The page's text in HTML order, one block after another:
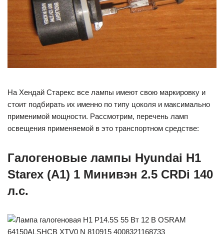
На Хендай Старекс все лампы имеют свою маркировку и
стоит подбирать их именно по типу цоколя и максимально
применимой мощности. Рассмотрим, перечень ламп
освещения применяемой в это транспортном средстве:
Галогеновые лампы Hyundai H1
Starex (A1) 1 Минивэн 2.5 CRDi 140
л.с.